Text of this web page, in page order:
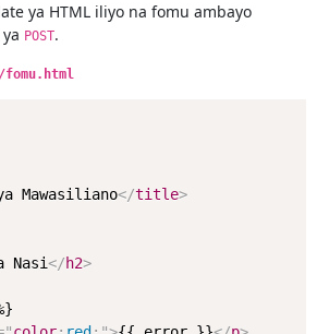
ya HTML iliyo na fomu ambayo
POST.
fomu.html
Mawasiliano</title>
Nasi</h2>